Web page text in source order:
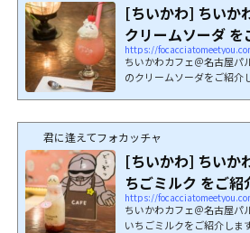
[ちいかわ] ちいか
クリームソーダ を
https://
ちいかわカフェ＠名古屋パ
のクリームソーダをご紹
君に逢えてフォカッチャ
[ちいかわ] ちいか
ちごミルク をご紹
https://
ちいかわカフェ＠名古屋パ
いちごミルクをご紹介し